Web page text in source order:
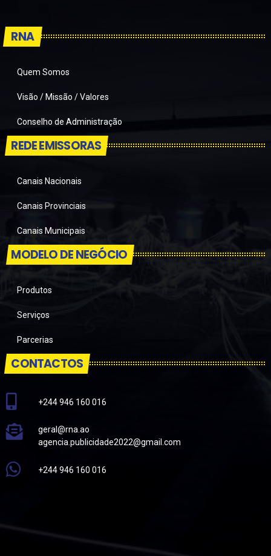
RNA
Quem Somos
Visão / Missão / Valores
Conselho de Administração
REDE EMISSORAS
Canais Nacionais
Canais Provinciais
Canais Municipais
MODELO DE NEGÓCIO
Produtos
Serviços
Parcerias
CONTACTOS
+244 946 160 016
geral@rna.ao
agencia.publicidade2022@gmail.com
+244 946 160 016